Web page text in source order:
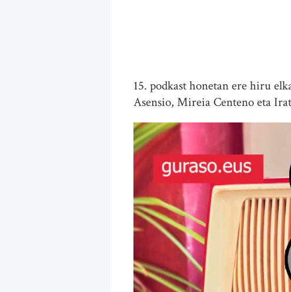
15. podkast honetan ere hiru
Asensio, Mireia Centeno eta